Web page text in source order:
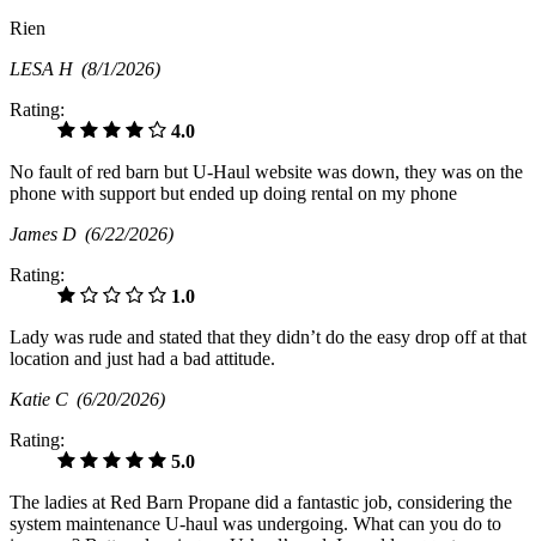
Rien
LESA H (8/1/2026)
Rating:
4.0
No fault of red barn but U-Haul website was down, they was on the
phone with support but ended up doing rental on my phone
James D (6/22/2026)
Rating:
1.0
Lady was rude and stated that they didn’t do the easy drop off at that
location and just had a bad attitude.
Katie C (6/20/2026)
Rating:
5.0
The ladies at Red Barn Propane did a fantastic job, considering the
system maintenance U-haul was undergoing. What can you do to